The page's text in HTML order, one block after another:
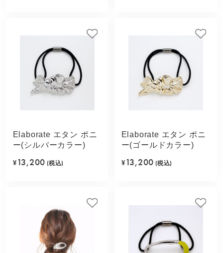
Elaborate エタン ポニ
ー(シルバーカラー)
¥ 13,200 (税込)
Elaborate エタン ポニ
ー(ゴールドカラー)
¥ 13,200 (税込)